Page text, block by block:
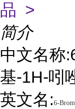
品 >
简介
中文名称
基-1H-吲
英文名:6-